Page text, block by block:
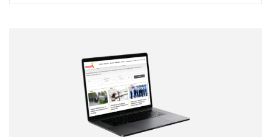
Correo electrónico
Tipo de comentario